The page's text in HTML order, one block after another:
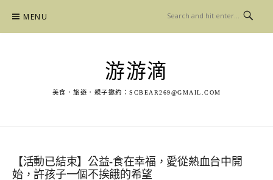
content
MENU
游游滴
美食．旅遊．親子邀約： SCBEAR269@GMAIL.COM
【活動已結束】公益-食在幸福，愛從熱血台中開
始，許孩子一個不挨餓的希望